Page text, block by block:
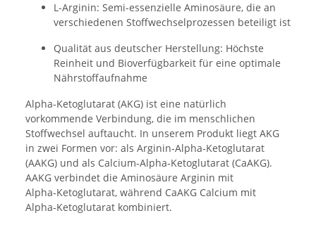
L-Arginin: Semi-essenzielle Aminosäure, die an
verschiedenen Stoffwechselprozessen beteiligt ist
Qualität aus deutscher Herstellung: Höchste
Reinheit und Bioverfügbarkeit für eine optimale
Nährstoffaufnahme
Alpha‑Ketoglutarat (AKG) ist eine natürlich
vorkommende Verbindung, die im menschlichen
Stoffwechsel auftaucht. In unserem Produkt liegt AKG
in zwei Formen vor: als Arginin‑Alpha‑Ketoglutarat
(AAKG) und als Calcium‑Alpha‑Ketoglutarat (CaAKG).
AAKG verbindet die Aminosäure Arginin mit
Alpha‑Ketoglutarat, während CaAKG Calcium mit
Alpha‑Ketoglutarat kombiniert.